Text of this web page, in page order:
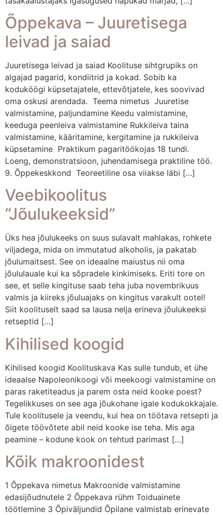
Õppekava – Juuretisega
leivad ja saiad
Juuretisega leivad ja saiad Koolituse sihtgrupiks on
algajad pagarid, kondiitrid ja kokad. Sobib ka
koduköögi küpsetajatele, ettevõtjatele, kes soovivad
oma oskusi arendada. Teema nimetus Juuretise
valmistamine, paljundamine Keedu valmistamine,
keeduga peenleiva valmistamine Rukkileiva taina
valmistamine, kääritamine, kergitamine ja rukkileiva
küpsetamine Praktikum pagaritöökojas 18 tundi.
Loeng, demonstratsioon, juhendamisega praktiline töö.
9. Õppekeskkond Teoreetiline osa viiakse läbi […]
Veebikoolitus
“Jõulukeeksid”
Üks hea jõulukeeks on suus sulavalt mahlakas, rohkete
viljadega, mida on immutatud alkoholis, ja pakatab
jõulumaitsest. See on ideaalne maiustus nii oma
jõululauale kui ka sõpradele kinkimiseks. Eriti tore on
see, et selle kingituse saab teha juba novembrikuus
valmis ja kiireks jõuluajaks on kingitus varakult ootel!
Siit koolituselt saad sa lausa nelja erineva jõulukeeksi
retseptid […]
Kihilised koogid
Kihilised koogid Koolituskava Kas sulle tundub, et ühe
ideaalse Napoleonikoogi või meekoogi valmistamine on
paras raketiteadus ja parem osta neid kooke poest?
Tegelikkuses on see aga jõukohane igale kodukokkajale.
Tule koolitusele ja veendu, kui hea on töötava retsepti ja
õigete töövõtete abil neid kooke ise teha. Mis aga
peamine – kodune kook on tehtud parimast […]
Kõik makroonidest
1 Õppekava nimetus Makroonide valmistamine
edasijõudnutele 2 Õppekava rühm Toiduainete
töötlemine 3 Õpiväljundid Õpilane valmistab erinevate